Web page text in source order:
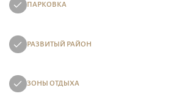
ПАРКОВКА
РАЗВИТЫЙ РАЙОН
ЗОНЫ ОТДЫХА